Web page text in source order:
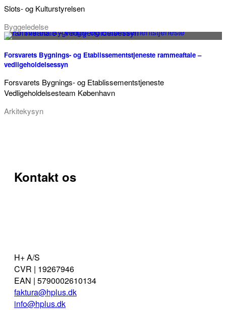
Slots- og Kulturstyrelsen
Byggeledelse
Forsvarets Bygnings- og Etablissementstjeneste rammeaftale –
vedligeholdelsessyn
Forsvarets Bygnings- og Etablissementstjeneste
Vedligeholdelsesteam København
Arkitekysyn
Kontakt os
H+ A/S
CVR | 19267946
EAN | 5790002610134
faktura@hplus.dk
info@hplus.dk